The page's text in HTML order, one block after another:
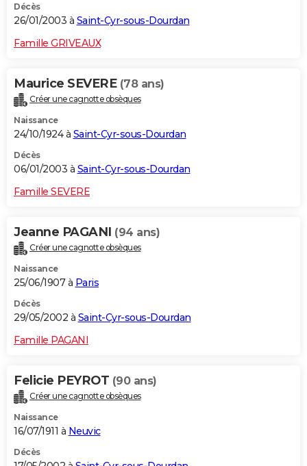
Décès
26/01/2003 à Saint-Cyr-sous-Dourdan
Famille GRIVEAUX
Maurice SEVERE (78 ans)
Créer une cagnotte obsèques
Naissance
24/10/1924 à Saint-Cyr-sous-Dourdan
Décès
06/01/2003 à Saint-Cyr-sous-Dourdan
Famille SEVERE
Jeanne PAGANI (94 ans)
Créer une cagnotte obsèques
Naissance
25/06/1907 à Paris
Décès
29/05/2002 à Saint-Cyr-sous-Dourdan
Famille PAGANI
Felicie PEYROT (90 ans)
Créer une cagnotte obsèques
Naissance
16/07/1911 à Neuvic
Décès